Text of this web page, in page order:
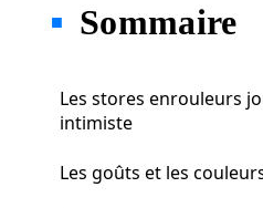
Sommaire
Les stores enrouleurs
intimiste
Les goûts et les